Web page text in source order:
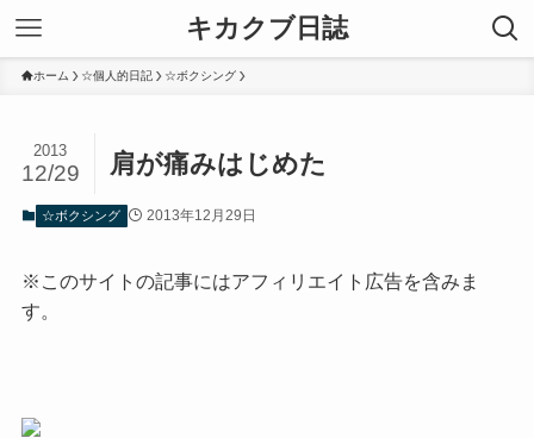
キカクブ日誌
ホーム ☆個人的日記 ☆ボクシング
肩が痛みはじめた
2013
12/29
☆ボクシング 2013年12月29日
※このサイトの記事にはアフィリエイト広告を含みま
す。